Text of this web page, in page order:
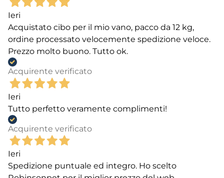
Ieri
Acquistato cibo per il mio vano, pacco da 12 kg,
ordine processato velocemente spedizione veloce.
Prezzo molto buono. Tutto ok.
Acquirente verificato
Ieri
Tutto perfetto veramente complimenti!
Acquirente verificato
Ieri
Spedizione puntuale ed integro. Ho scelto